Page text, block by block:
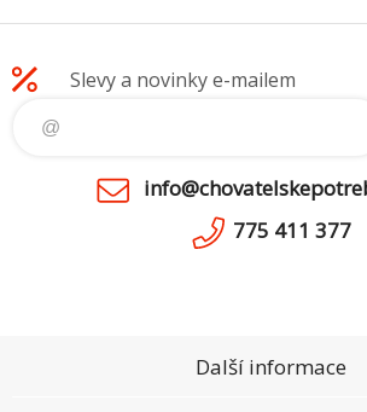
Slevy a novinky e-mailem
775 411 377
Další informace